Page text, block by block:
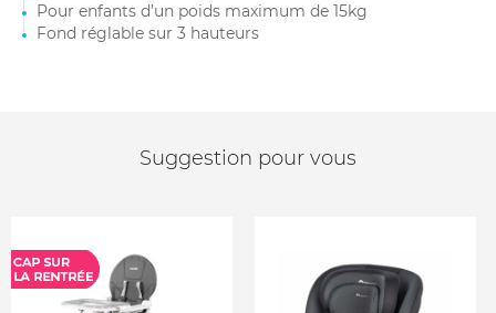
Pour enfants d’un poids maximum de 15kg
Fond réglable sur 3 hauteurs
Suggestion pour vous